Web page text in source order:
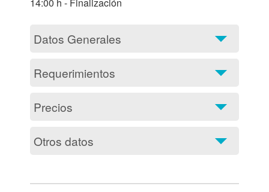
Datos Generales
Requerimientos
Precios
Otros datos